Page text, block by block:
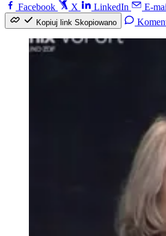
Facebook
X LinkedIn E-
Kopiuj link Skopiowano